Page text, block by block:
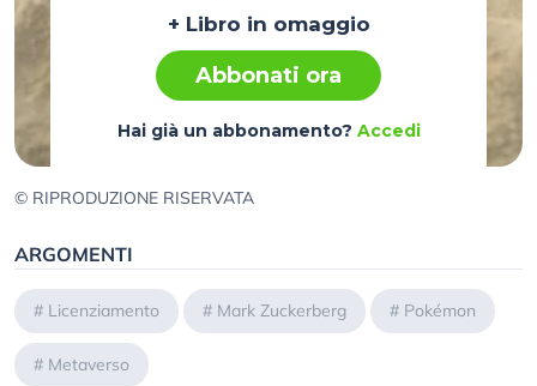
+ Libro in omaggio
Abbonati ora
Hai già un abbonamento? Accedi
© RIPRODUZIONE RISERVATA
ARGOMENTI
# Licenziamento # Mark Zuckerberg # Pokémon
# Metaverso